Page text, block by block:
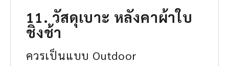
11. วัสดุเบาะ หลังคาผ้าใบ
ชิงช้า
ควรเป็นแบบ Outdoor